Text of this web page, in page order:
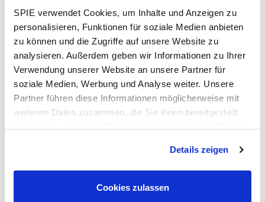
SPIE verwendet Cookies, um Inhalte und Anzeigen zu
personalisieren, Funktionen für soziale Medien anbieten
zu können und die Zugriffe auf unsere Website zu
analysieren. Außerdem geben wir Informationen zu Ihrer
Verwendung unserer Website an unsere Partner für
soziale Medien, Werbung und Analyse weiter. Unsere
Partner führen diese Informationen möglicherweise mit
weiteren Daten zusammen, die Sie ihnen bereitgestellt
Verarbeitung Ihrer Daten in den USA ein. Alle weiteren
Informationen zu Cookies finden Sie in unseren
Datenschutzhinweisen .
Details zeigen
Cookies zulassen
an, um Daten zu übermitteln:
Bewerbungsformular
ausfüllen
LinkedIn-Profil
Lebenslauf
hochladen